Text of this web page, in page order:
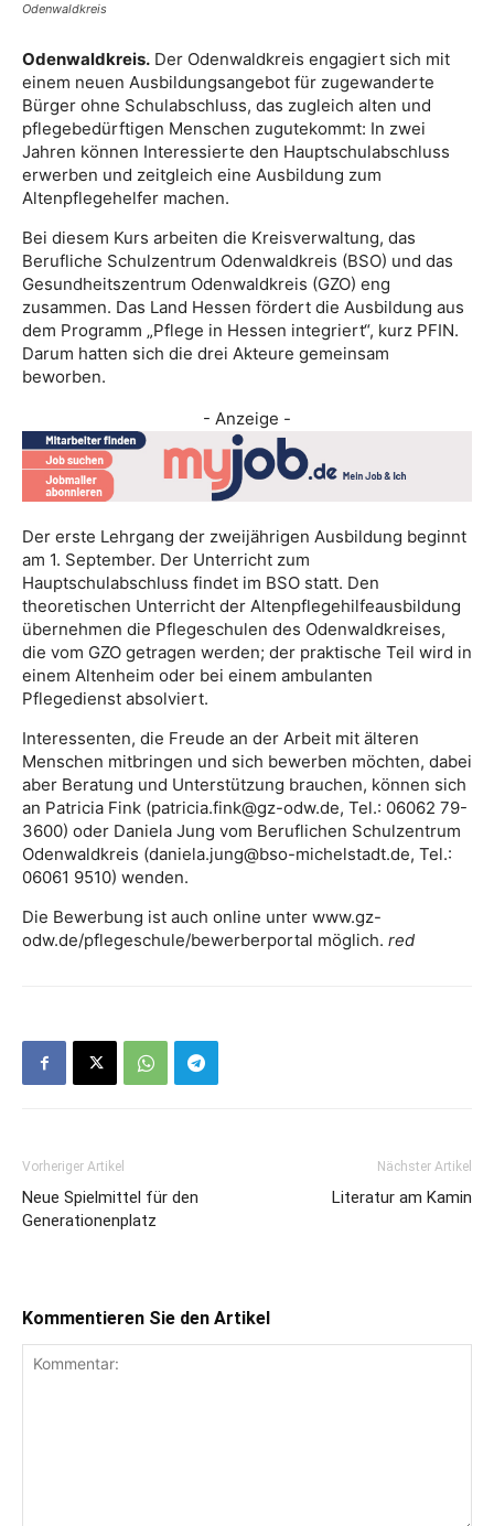
Odenwaldkreis
Odenwaldkreis. Der Odenwaldkreis engagiert sich mit
einem neuen Ausbildungsangebot für zugewanderte
Bürger ohne Schulabschluss, das zugleich alten und
pflegebedürftigen Menschen zugutekommt: In zwei
Jahren können Interessierte den Hauptschulabschluss
erwerben und zeitgleich eine Ausbildung zum
Altenpflegehelfer machen.
Bei diesem Kurs arbeiten die Kreisverwaltung, das
Berufliche Schulzentrum Odenwaldkreis (BSO) und das
Gesundheitszentrum Odenwaldkreis (GZO) eng
zusammen. Das Land Hessen fördert die Ausbildung aus
dem Programm „Pflege in Hessen integriert“, kurz PFIN.
Darum hatten sich die drei Akteure gemeinsam
beworben.
- Anzeige -
Der erste Lehrgang der zweijährigen Ausbildung beginnt
am 1. September. Der Unterricht zum
Hauptschulabschluss findet im BSO statt. Den
theoretischen Unterricht der Altenpflegehilfeausbildung
übernehmen die Pflegeschulen des Odenwaldkreises,
die vom GZO getragen werden; der praktische Teil wird in
einem Altenheim oder bei einem ambulanten
Pflegedienst absolviert.
Interessenten, die Freude an der Arbeit mit älteren
Menschen mitbringen und sich bewerben möchten, dabei
aber Beratung und Unterstützung brauchen, können sich
an Patricia Fink (patricia.fink@gz-odw.de, Tel.: 06062 79-
3600) oder Daniela Jung vom Beruflichen Schulzentrum
Odenwaldkreis (daniela.jung@bso-michelstadt.de, Tel.:
06061 9510) wenden.
Die Bewerbung ist auch online unter www.gz-
odw.de/pflegeschule/bewerberportal möglich. red
Vorheriger Artikel
Neue Spielmittel für den
Generationenplatz
Nächster Artikel
Literatur am Kamin
Kommentieren Sie den Artikel